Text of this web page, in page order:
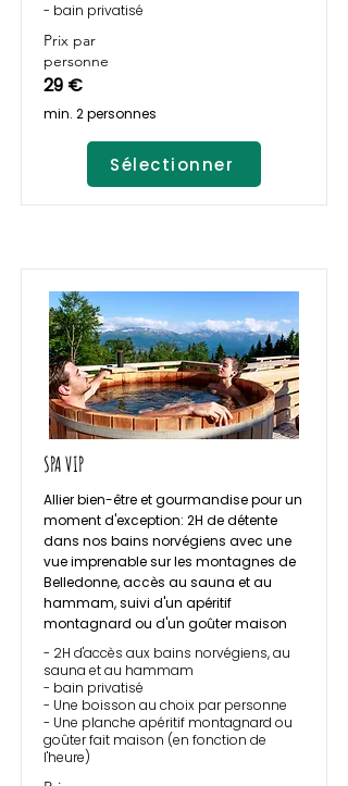
- bain privatisé
Prix par
personne
29 €
min. 2 personnes
Sélectionner
SPA VIP
Allier bien-être et gourmandise pour un
moment d'exception: 2H de détente
dans nos bains norvégiens avec une
vue imprenable sur les montagnes de
Belledonne, accès au sauna et au
hammam, suivi d'un apéritif
montagnard ou d'un goûter maison
- 2H d'accès aux bains norvégiens, au
sauna et au hammam
- bain privatisé
- Une boisson au choix par personne
- Une planche apéritif montagnard ou
goûter fait maison (en fonction de
l'heure)